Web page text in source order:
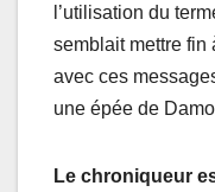
l’utilisation du
semblait mettre fin
avec ces
une épée de
Le chroniqueur